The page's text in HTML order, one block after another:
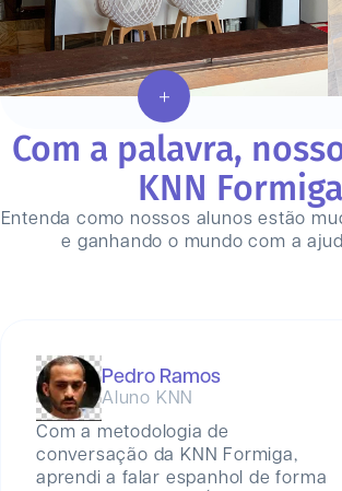
Com a palavra,
KNN Formiga
Entenda como nossos alunos estão
e ganhando o mundo com a
Pedro Ramos
Aluno KNN
Com a metodologia de
conversação da KNN Formiga,
aprendi a falar espanhol de forma